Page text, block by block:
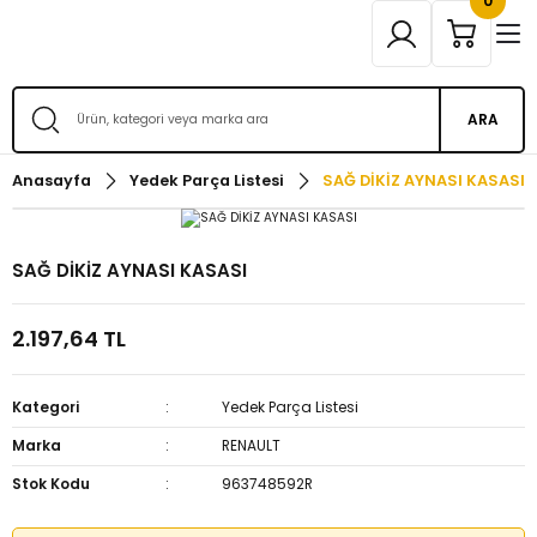
ARA
Anasayfa Yedek Parça Listesi SAĞ DİKİZ AYNASI KASASI
SAĞ DİKİZ AYNASI KASASI
2.197,64 TL
Kategori
Yedek Parça Listesi
Marka
RENAULT
Stok Kodu
963748592R